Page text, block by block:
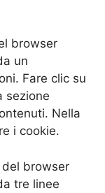
browser
un
Fare clic su
sezione
Nella
i cookie.
browser
tre linee